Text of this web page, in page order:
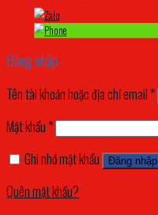
Đăng nhập
Tên tài khoản hoặc địa chỉ email *
Mật khẩu *
Ghi nhớ mật khẩu
Đăng nhập
Quên mật khẩu?